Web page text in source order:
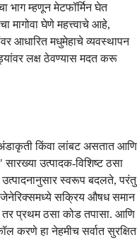
भाग म्हणून मेटफॉर्मिन घेत
मागोवा घेणे महत्त्वाचे आहे,
आधारित मधुमेहाचे व्यवस्थापन
लक्ष ठेवण्यास मदत करू
अंडाकृती किंवा लांबट असतात आणि
उत्पादक-विशिष्ट ठसा
स्वरूप बदलते, परंतु
जेनेरिक्समध्ये सक्रिय औषध समान
प्रथम ठसा कोड तपासा. आणि
करणे हा नेहमीच सर्वात सुरक्षित